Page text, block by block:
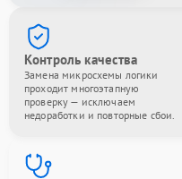
Контроль качества
Замена микросхемы логики
проходит многоэтапную
проверку — исключаем
недоработки и повторные сбои.